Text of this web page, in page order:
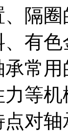
隔
有
常
等
对